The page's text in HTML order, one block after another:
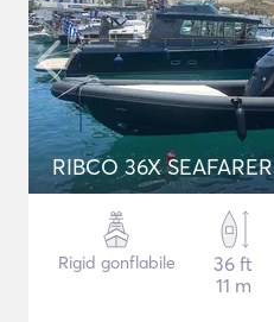
RIBCO 36X SEAFARER
Rigid gonflabile
36 ft
11 m